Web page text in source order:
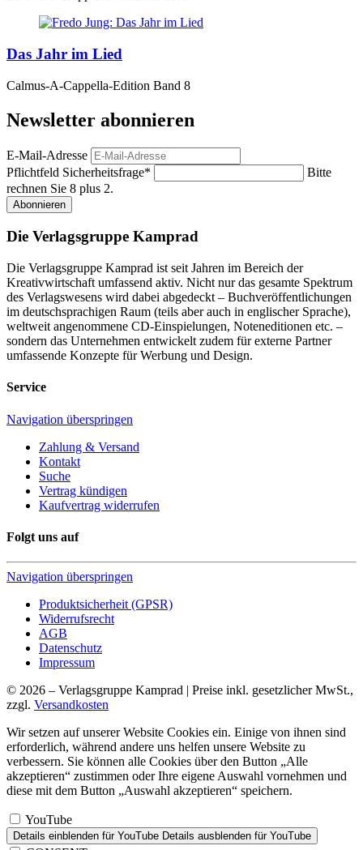
Das Jahr im Lied
Calmus-A-Cappella-Edition Band 8
Newsletter abonnieren
E-Mail-Adresse
Pflichtfeld Sicherheitsfrage*
Bitte
rechnen Sie 8 plus 2.
Abonnieren
Die Verlagsgruppe Kamprad
Die Verlagsgruppe Kamprad ist seit Jahren im Bereich der
Kreativwirtschaft umfassend aktiv. Nicht nur das gesamte Spektrum
des Verlagswesens wird dabei abgedeckt – Buchveröffentlichungen
im deutschsprachigen Raum (teils aber auch in englischer Sprache),
weltweit angenommene CD-Einspielungen, Noteneditionen etc. –
sondern das Unternehmen entwickelt zudem für externe Partner
umfassende Konzepte für Werbung und Design.
Service
Navigation überspringen
Zahlung & Versand
Kontakt
Suche
Vertrag kündigen
Kaufvertrag widerrufen
Folgt uns auf
Navigation überspringen
Produktsicherheit (GPSR)
Widerrufsrecht
AGB
Datenschutz
Impressum
© 2026 – Verlagsgruppe Kamprad | Preise inkl. gesetzlicher MwSt.,
zzgl. Versandkosten
Wir setzen auf unserer Website Cookies ein. Einige von ihnen sind
erforderlich, während andere uns helfen unsere Website zu
verbessern. Sie können alle Cookies über den Button „Alle
akzeptieren“ zustimmen oder Ihre eigene Auswahl vornehmen und
diese mit dem Button „Auswahl akzeptieren“ speichern.
YouTube
Details einblenden für YouTube Details ausblenden für YouTube